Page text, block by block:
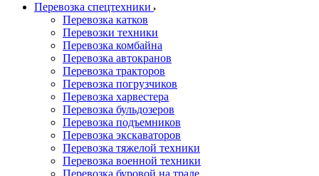
Перевозка спецтехники
Перевозка катков
Перевозки техники
Перевозка комбайна
Перевозка автокранов
Перевозка тракторов
Перевозка погрузчиков
Перевозка харвестера
Перевозка бульдозеров
Перевозка подъемников
Перевозка экскаваторов
Перевозка тяжелой техники
Перевозка военной техники
Перевозка буровой на трале